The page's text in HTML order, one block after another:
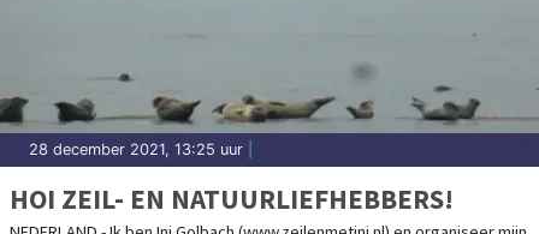
28 december 2021, 13:25 uur
HOI ZEIL- EN NATUURLIEFHEBBERS!